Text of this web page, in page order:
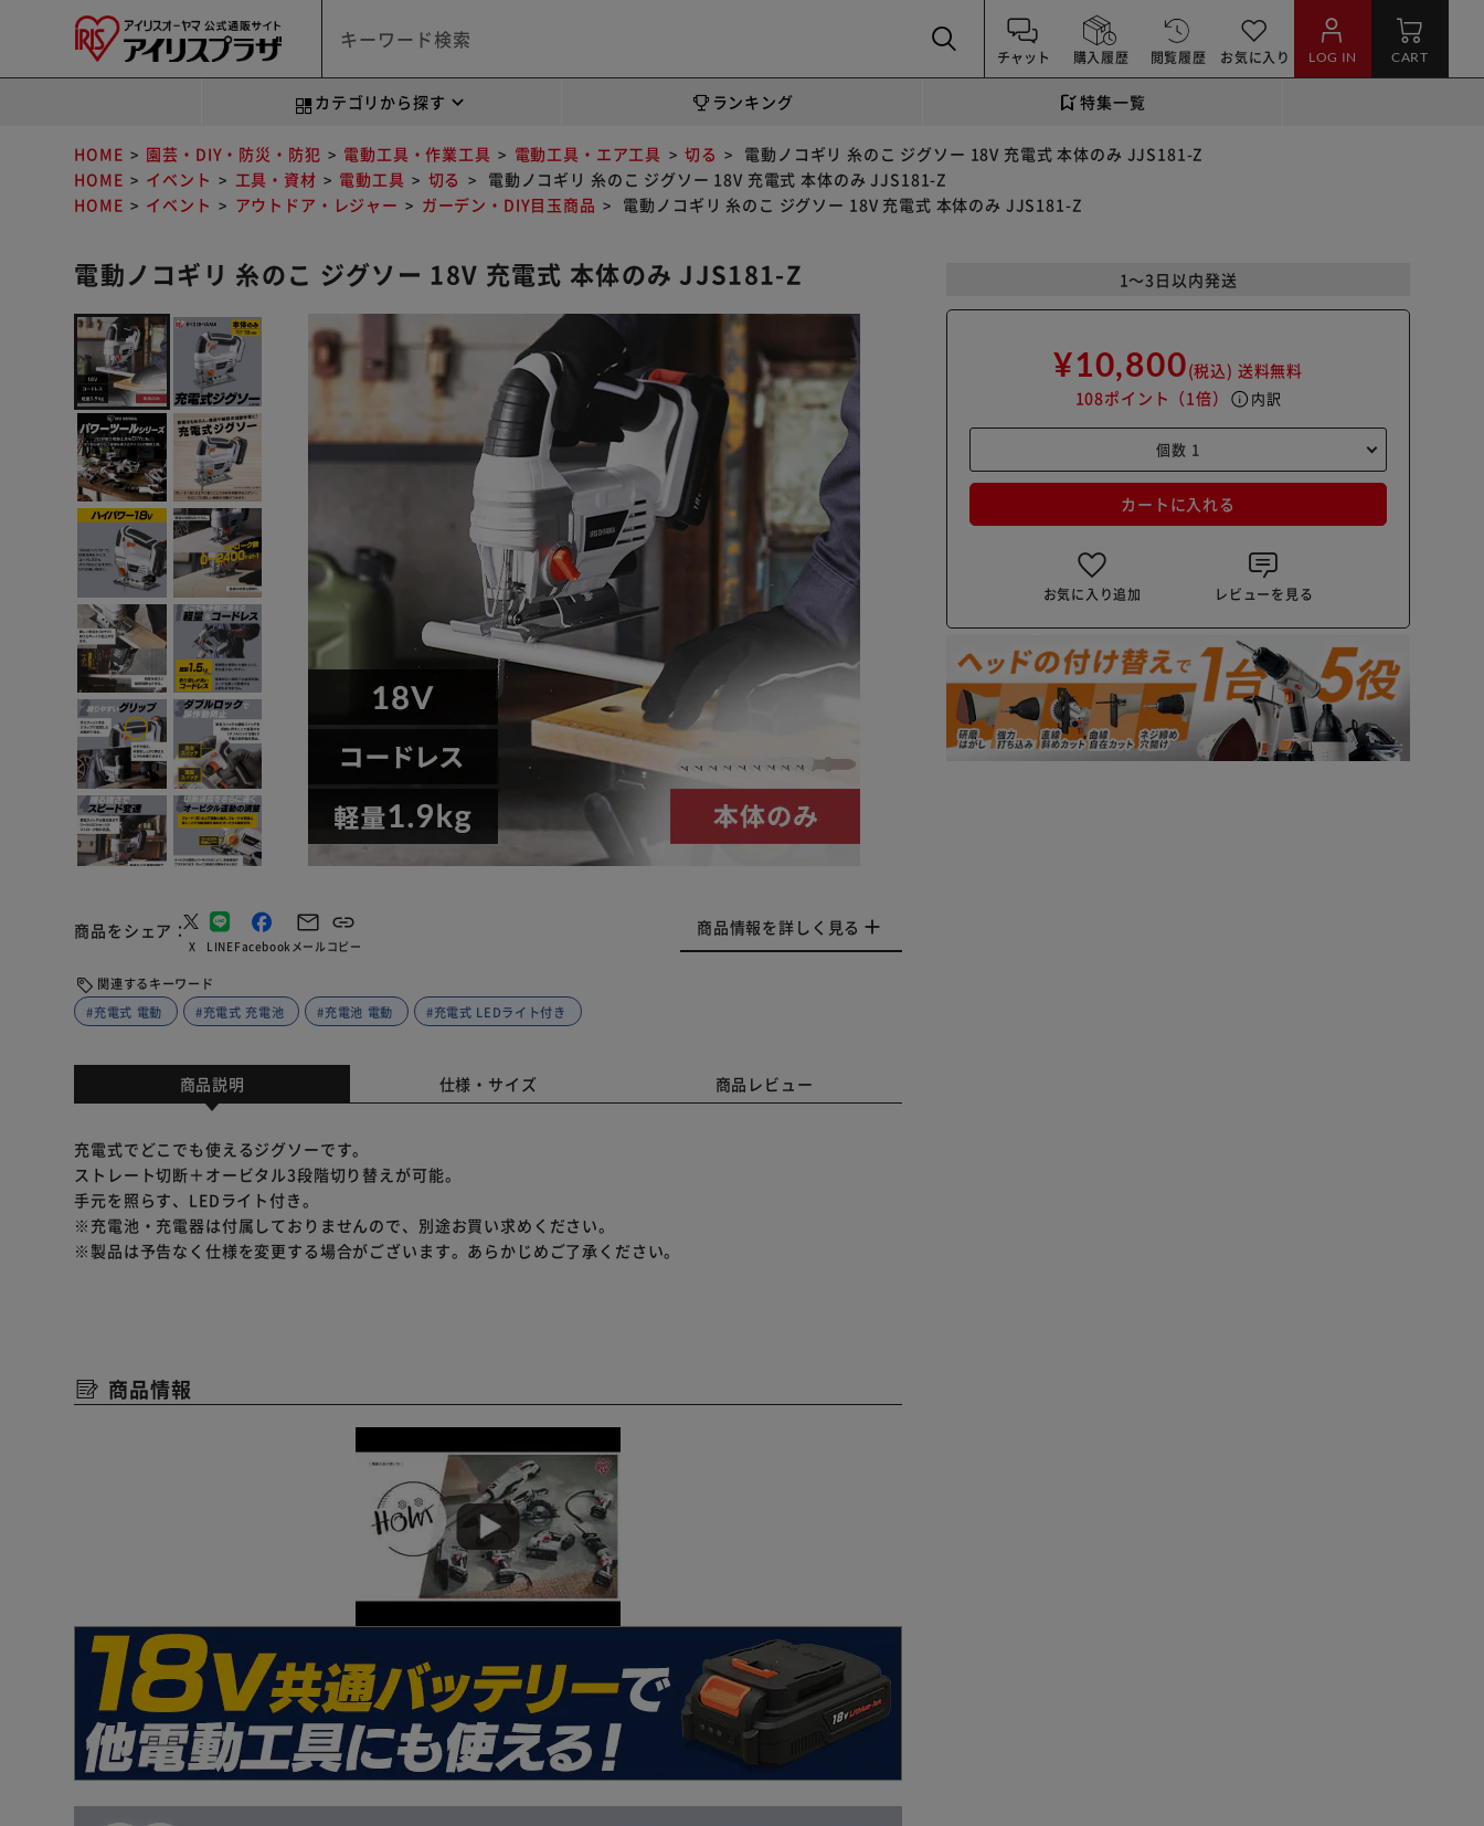
チャット 購入履歴 閲覧履歴 お気に入り LOG IN CART
カテゴリから探す ランキング 特集一覧
HOME 園芸・DIY・防災・防犯 電動工具・作業工具 電動工具・エア工具 切る
電動ノコギリ 糸のこ ジグソー 18V 充電式 本体のみ JJS181-Z
HOME
イベント 工具・資材 電動工具 切る
電動ノコギリ 糸のこ ジグソー 18V 充電式 本体のみ JJS181-Z
HOME
イベント アウトドア・レジャー ガーデン・DIY目玉商品 電動ノコギリ 糸のこ ジグソー 18V 充電式 本体のみ JJS181-Z
電動ノコギリ 糸のこ ジグソー 18V 充電式 本体のみ JJS181-Z
商品をシェア
X LINEFacebookメールコピー
商品情報を詳しく見る
関連するキーワード
#充電式 電動
#充電式 充電池 #充電池 電動 #充電式 LEDライト付き
1～3日以内発送
¥10,800(税込) 送料無料
108ポイント （1倍） info 内訳
カートに入れる
お気に入り追加 レビューを見る
商品説明 仕様・サイズ 商品レビュー
充電式でどこでも使えるジグソーです。
ストレート切断＋オービタル3段階切り替えが可能。
手元を照らす、LEDライト付き。
※充電池・充電器は付属しておりませんので、別途お買い求めください。
※製品は予告なく仕様を変更する場合がございます。あらかじめご了承ください。
商品情報